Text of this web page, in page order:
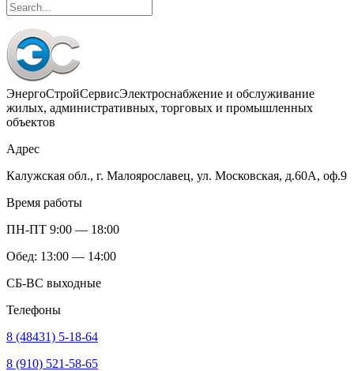
ЭнергоСтройСервисЭлектроснабжение и обслуживание
жилых, административных, торговых и промышленных
объектов
Адрес
Калужская обл., г. Малоярославец, ул. Московская, д.60А, оф.9
Время работы
ПН-ПТ 9:00 — 18:00
Обед: 13:00 — 14:00
СБ-ВС выходные
Телефоны
8 (48431) 5-18-64
8 (910) 521-58-65